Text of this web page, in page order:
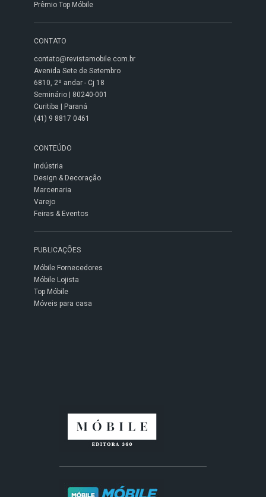
Prêmio Top Móbile
CONTATO
contato@revistamobile.com.br
Avenida Sete de Setembro
6810, 2º andar - Cj 18
Seminário | 80240-001
Curitiba | Paraná
(41) 9 8817 0461
CONTEÚDO
Indústria
Design & Decoração
Marcenaria
Varejo
Feiras & Eventos
PUBLICAÇÕES
Móbile Fornecedores
Móbile Lojista
Top Móbile
Móveis para casa